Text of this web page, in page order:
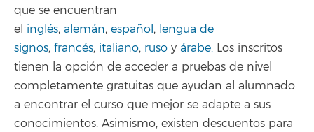
que se encuentran
el inglés, alemán, español, lengua de
signos, francés, italiano, ruso y árabe. Los inscritos
tienen la opción de acceder a pruebas de nivel
completamente gratuitas que ayudan al alumnado
a encontrar el curso que mejor se adapte a sus
conocimientos. Asimismo, existen descuentos para